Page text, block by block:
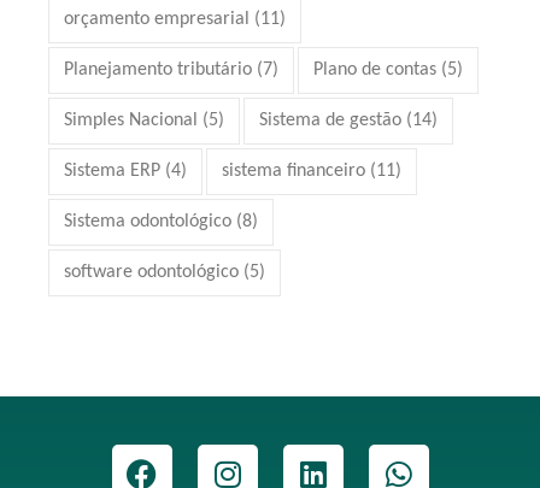
orçamento empresarial (11)
Planejamento tributário (7) Plano de contas (5)
Simples Nacional (5) Sistema de gestão (14)
Sistema ERP (4) sistema financeiro (11)
Sistema odontológico (8)
software odontológico (5)